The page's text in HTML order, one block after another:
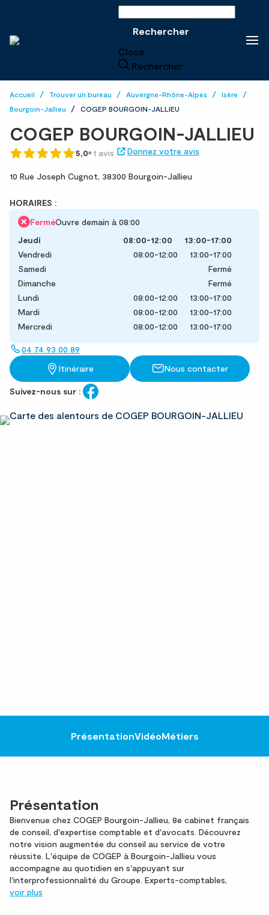
Rechercher
Close
Rechercher
Accueil Trouver un bureau Auvergne-Rhône-Alpes
Isère
Bourgoin-Jallieu
COGEP BOURGOIN-JALLIEU
COGEP BOURGOIN-JALLIEU
5,0 1 avis Donnez votre avis
10 Rue Joseph Cugnot, 38300 Bourgoin-Jallieu
HORAIRES :
FerméOuvre demain à 08:00
Jeudi
08:00-12:00
13:00-17:00
Vendredi
08:00-12:00
13:00-17:00
Samedi
Fermé
Dimanche
Fermé
Lundi
08:00-12:00
13:00-17:00
Mardi
08:00-12:00
13:00-17:00
Mercredi
08:00-12:00 13:00-17:00
04 74 93 00 89
Itinéraire
Nous contacter
Suivez-nous sur :
PrésentationVidéoMétiers
Présentation
Bienvenue chez COGEP Bourgoin-Jallieu, 8e cabinet français
de conseil, d'expertise comptable et d'avocats. Découvrez
notre vision augmentée du conseil au service de votre
réussite. L'équipe de COGEP à Bourgoin-Jallieu vous
accompagne au quotidien en s'appuyant sur
l'interprofessionnalité du Groupe. Experts-comptables,
voir plus